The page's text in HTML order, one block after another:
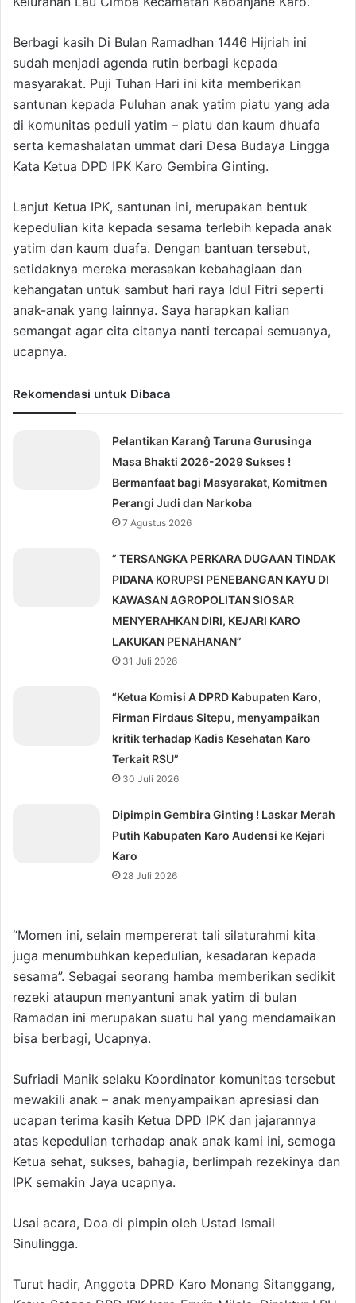
Berbagi kasih Di Bulan Ramadhan 1446 Hijriah ini
sudah menjadi agenda rutin berbagi kepada
masyarakat. Puji Tuhan Hari ini kita memberikan
santunan kepada Puluhan anak yatim piatu yang ada
di komunitas peduli yatim – piatu dan kaum dhuafa
serta kemashalatan ummat dari Desa Budaya Lingga
Kata Ketua DPD IPK Karo Gembira Ginting.
Lanjut Ketua IPK, santunan ini, merupakan bentuk
kepedulian kita kepada sesama terlebih kepada anak
yatim dan kaum duafa. Dengan bantuan tersebut,
setidaknya mereka merasakan kebahagiaan dan
kehangatan untuk sambut hari raya Idul Fitri seperti
anak-anak yang lainnya. Saya harapkan kalian
semangat agar cita citanya nanti tercapai semuanya,
ucapnya.
Rekomendasi untuk Dibaca
Pelantikan Karanĝ Taruna Gurusinga
Masa Bhakti 2026-2029 Sukses !
Bermanfaat bagi Masyarakat, Komitmen
Perangi Judi dan Narkoba
7 Agustus 2026
” TERSANGKA PERKARA DUGAAN TINDAK
PIDANA KORUPSI PENEBANGAN KAYU DI
KAWASAN AGROPOLITAN SIOSAR
MENYERAHKAN DIRI, KEJARI KARO
LAKUKAN PENAHANAN”
31 Juli 2026
“Ketua Komisi A DPRD Kabupaten Karo,
Firman Firdaus Sitepu, menyampaikan
kritik terhadap Kadis Kesehatan Karo
Terkait RSU”
30 Juli 2026
Dipimpin Gembira Ginting ! Laskar Merah
Putih Kabupaten Karo Audensi ke Kejari
Karo
28 Juli 2026
“Momen ini, selain mempererat tali silaturahmi kita
juga menumbuhkan kepedulian, kesadaran kepada
sesama”. Sebagai seorang hamba memberikan sedikit
rezeki ataupun menyantuni anak yatim di bulan
Ramadan ini merupakan suatu hal yang mendamaikan
bisa berbagi, Ucapnya.
Sufriadi Manik selaku Koordinator komunitas tersebut
mewakili anak – anak menyampaikan apresiasi dan
ucapan terima kasih Ketua DPD IPK dan jajarannya
atas kepedulian terhadap anak anak kami ini, semoga
Ketua sehat, sukses, bahagia, berlimpah rezekinya dan
IPK semakin Jaya ucapnya.
Usai acara, Doa di pimpin oleh Ustad Ismail
Sinulingga.
Turut hadir, Anggota DPRD Karo Monang Sitanggang,